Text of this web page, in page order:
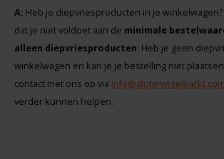
TerraSana
Turtle
VA Foods/NOMM'it
A: Heb je diepvriesproducten in je
dat je niet voldoet aan de minimale
alleen diepvriesproducten. Heb je geen
winkelwagen en kan je je bestelling niet
contact met ons op via info@glutenvrijemarkt.com
verder kunnen helpen.